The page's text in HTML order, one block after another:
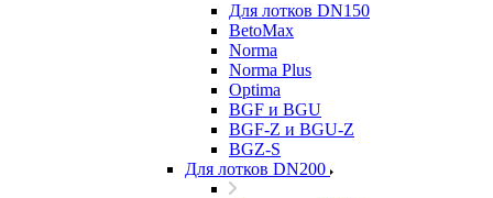
Для лотков DN150
BetoMax
Norma
Norma Plus
Optima
BGF и BGU
BGF-Z и BGU-Z
BGZ-S
Для лотков DN200